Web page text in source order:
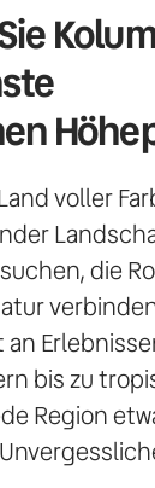
voller
die
bis zu
Region